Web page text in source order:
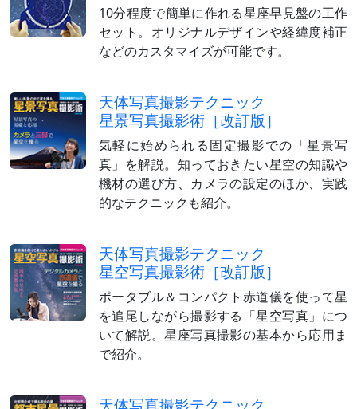
10分程度で簡単に作れる星座早見盤の工作
セット。オリジナルデザインや経緯度補正
などのカスタマイズが可能です。
天体写真撮影テクニック
星景写真撮影術［改訂版］
気軽に始められる固定撮影での「星景写
真」を解説。知っておきたい星空の知識や
機材の選び方、カメラの設定のほか、実践
的なテクニックも紹介。
天体写真撮影テクニック
星空写真撮影術［改訂版］
ポータブル＆コンパクト赤道儀を使って星
を追尾しながら撮影する「星空写真」につ
いて解説。星座写真撮影の基本から応用ま
で紹介。
天体写真撮影テクニック